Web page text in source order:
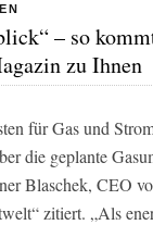
– so
zu Ihnen
für Gas und
die geplante
Blaschek, CEO
zitiert. „Als